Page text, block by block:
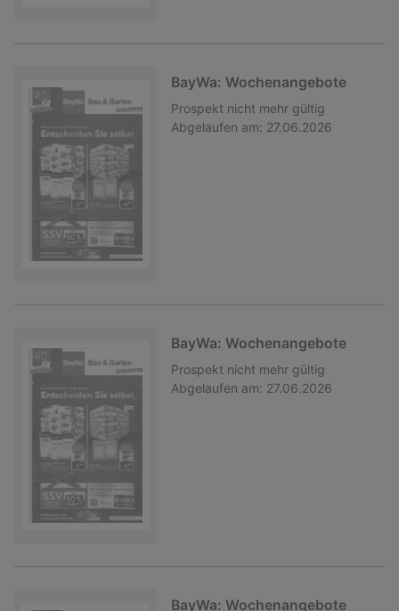
BayWa: Wochenangebote
Prospekt nicht mehr gültig
Abgelaufen am: 27.06.2026
BayWa: Wochenangebote
Prospekt nicht mehr gültig
Abgelaufen am: 27.06.2026
BayWa: Wochenangebote